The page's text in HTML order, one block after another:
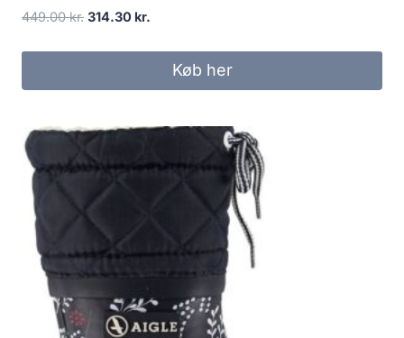
449.00kr. Den
314.30 kr.
Køb her